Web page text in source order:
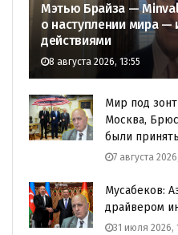
Мэтью Брайза —
о наступлении мира —
действиями
8 августа 2026, 13:55
Мир под
Москва,
были
7 августа
Мусабеков:
драйвером
31 июля 2026,